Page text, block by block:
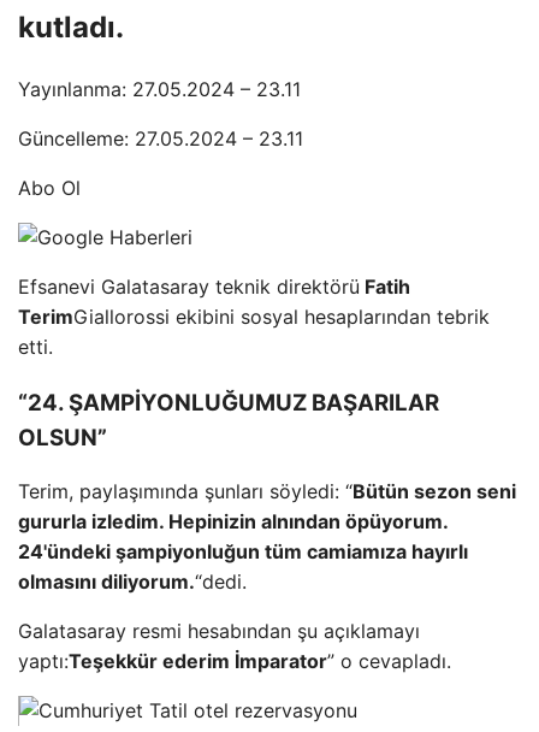
kutladı.
Yayınlanma: 27.05.2024 – 23.11
Güncelleme: 27.05.2024 – 23.11
Abo Ol
Efsanevi Galatasaray teknik direktörü Fatih
TerimGiallorossi ekibini sosyal hesaplarından tebrik
etti.
“24. ŞAMPİYONLUĞUMUZ BAŞARILAR
OLSUN”
Terim, paylaşımında şunları söyledi: “Bütün sezon seni
gururla izledim. Hepinizin alnından öpüyorum.
24'ündeki şampiyonluğun tüm camiamıza hayırlı
olmasını diliyorum.“dedi.
Galatasaray resmi hesabından şu açıklamayı
yaptı:Teşekkür ederim İmparator” o cevapladı.